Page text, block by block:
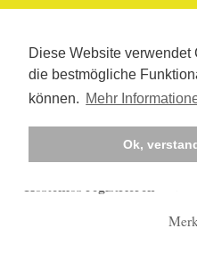
Diese Website verwendet
die bestmögliche
können. Mehr
Ok,
Kostenlos registrieren